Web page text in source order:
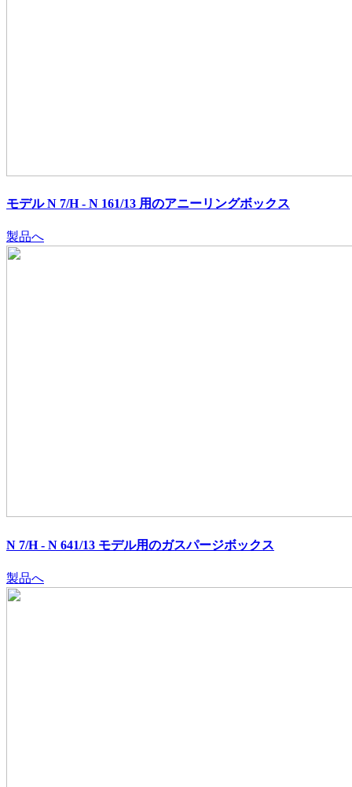
モデル N 7/H - N 161/13 用のアニーリングボックス
製品へ
N 7/H - N 641/13 モデル用のガスパージボックス
製品へ